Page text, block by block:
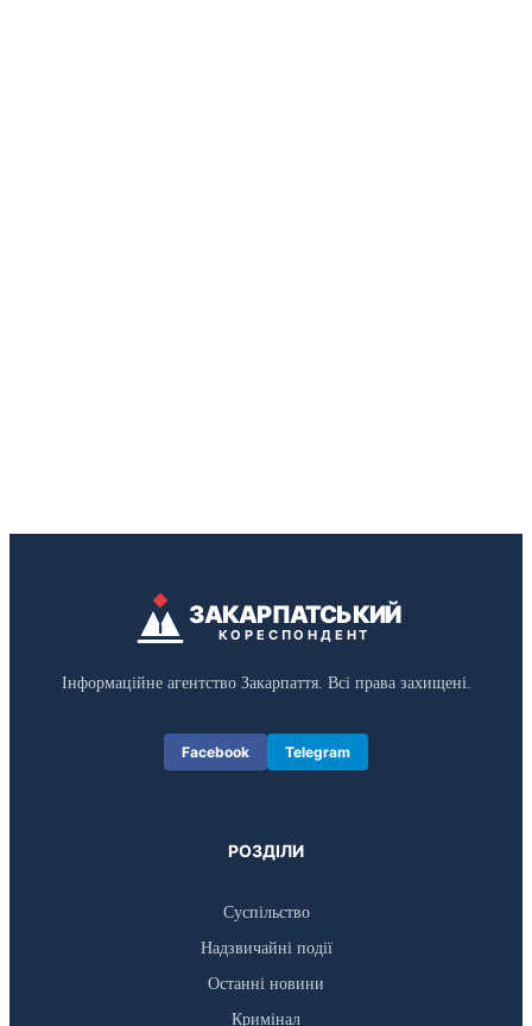
ЗАКАРПАТСЬКИЙ
КОРЕСПОНДЕНТ
Інформаційне агентство Закарпаття. Всі права захищені.
Facebook Telegram
РОЗДІЛИ
Суспільство
Надзвичайні події
Останні новини
Кримінал